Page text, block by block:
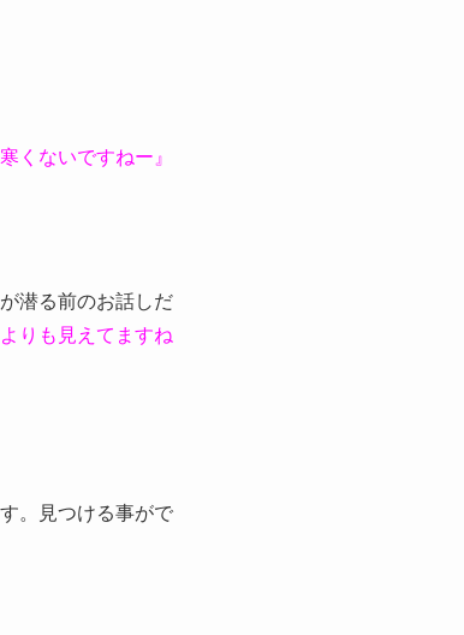
くないですねー』
潜る前のお話しだ
よりも見えてますね
。見つける事がで